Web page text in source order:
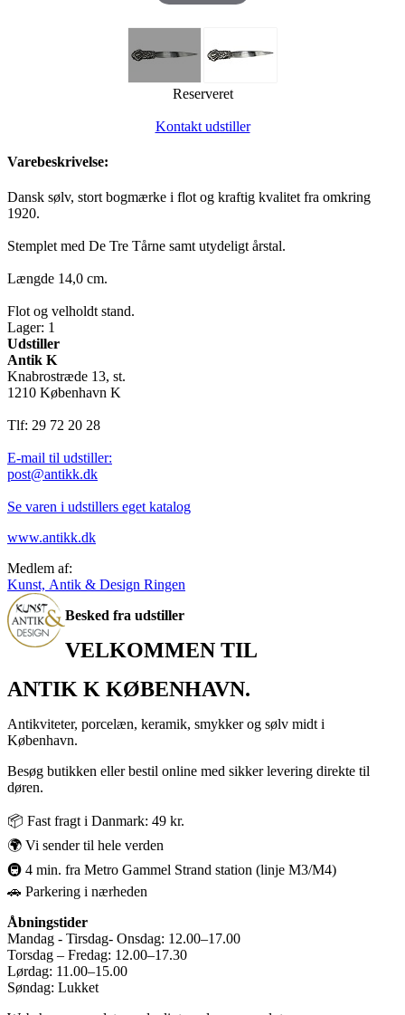
Reserveret
Kontakt udstiller
Varebeskrivelse:
Dansk sølv, stort bogmærke i flot og kraftig kvalitet fra omkring
1920.
Stemplet med De Tre Tårne samt utydeligt årstal.
Længde 14,0 cm.
Flot og velholdt stand.
Lager: 1
Udstiller
Antik K
Knabrostræde 13, st.
1210 København K
Tlf: 29 72 20 28
E-mail til udstiller:
post@antikk.dk
Se varen i udstillers eget katalog
www.antikk.dk
Medlem af:
Kunst, Antik & Design Ringen
Besked fra udstiller
VELKOMMEN TIL
ANTIK K KØBENHAVN.
Antikviteter, porcelæn, keramik, smykker og sølv midt i
København.
Besøg butikken eller bestil online med sikker levering direkte til
døren.
📦 Fast fragt i Danmark: 49 kr.
🌍 Vi sender til hele verden
🚇 4 min. fra Metro Gammel Strand station (linje M3/M4)
🚗 Parkering i nærheden
Åbningstider
Mandag - Tirsdag- Onsdag: 12.00–17.00
Torsdag – Fredag: 12.00–17.30
Lørdag: 11.00–15.00
Søndag: Lukket